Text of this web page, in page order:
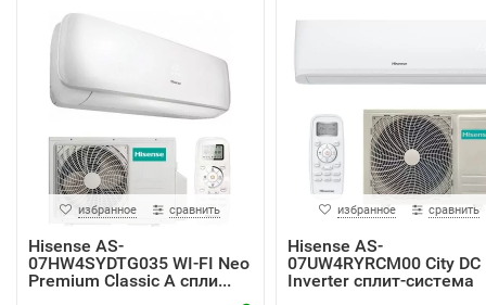
избранное сравнить
Hisense AS-
07HW4SYDTG035 WI-FI Neo
Premium Classic A спли...
избранное сравнить
Hisense AS-
07UW4RYRCM00 City DC
Inverter сплит-система